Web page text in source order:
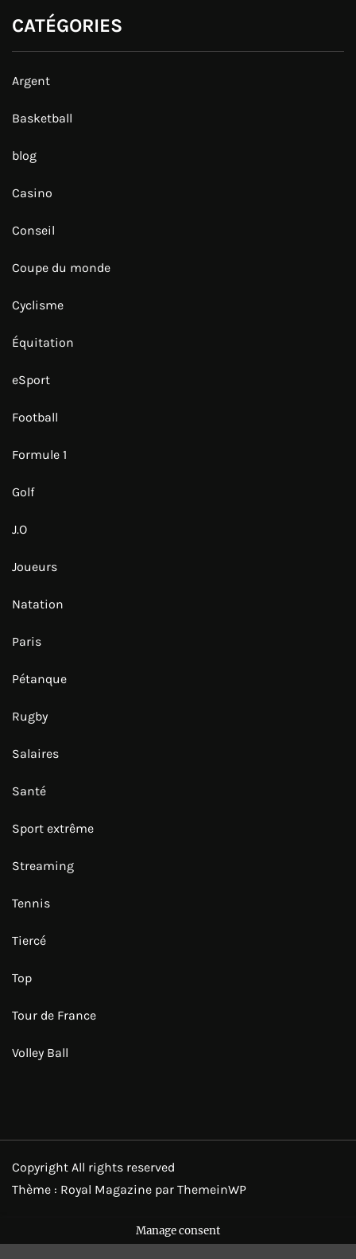
CATÉGORIES
Argent
Basketball
blog
Casino
Conseil
Coupe du monde
Cyclisme
Équitation
eSport
Football
Formule 1
Golf
J.O
Joueurs
Natation
Paris
Pétanque
Rugby
Salaires
Santé
Sport extrême
Streaming
Tennis
Tiercé
Top
Tour de France
Volley Ball
Copyright All rights reserved
Thème : Royal Magazine par ThemeinWP
Manage consent